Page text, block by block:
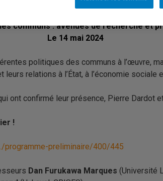
communications – Acfas–Université
communs : avenues de recherche et
Le 14 mai 2024
politiques des communs à l’œuvre,
relations à l’État, à l’économie sociale
ont confirmé leur présence, Pierre Dardot
!
programme-preliminaire/400/445
Dan Furukawa Marques (Université